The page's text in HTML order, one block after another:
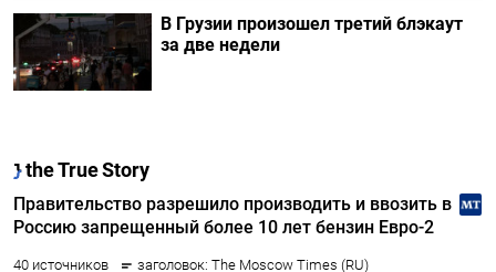
В Грузии произошел третий блэкаут
за две недели